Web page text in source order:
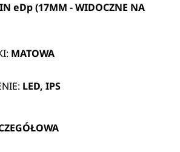
eDp (17MM - WIDOCZNE NA
MATOWA
LED, IPS